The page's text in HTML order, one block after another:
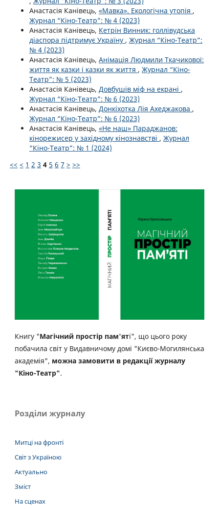
Анастасія Канівець, «Мавка». Екологічна утопія ,
Журнал “Кіно-Театр”: № 4 (2023)
Анастасія Канівець, Кетрін Винник: голлівудська
діаспора підтримує Україну , Журнал “Кіно-Театр”:
№ 4 (2023)
Анастасія Канівець, Анімація Людмили Ткачикової:
життя як казки і казки як життя , Журнал “Кіно-
Театр”: № 5 (2023)
Анастасія Канівець, Довбушів міф на екрані ,
Журнал “Кіно-Театр”: № 6 (2023)
Анастасія Канівець, Донкіхотка Лія Ахеджакова ,
Журнал “Кіно-Театр”: № 6 (2023)
Анастасія Канівець, «Не наш» Параджанов:
кінорежисер у західному кінознавстві , Журнал
“Кіно-Театр”: № 1 (2024)
<< < 1 2 3 4 5 6 7 > >>
Книгу "Магічний простір пам'яті", що цього року
побачила світ у Видавничому домі "Києво-Могилянська
академія", можна замовити в редакції журналу
"Кіно-Театр".
Розділи журналу
Митці на фронті
Світ з Україною
Актуально
Зміст
На сценах